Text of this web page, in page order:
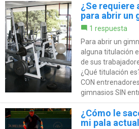
¿Se requiere
para abrir un
1 respuesta
Para abrir un
alguna titulación
de sus
¿Qué titulación
CON
gimnasios SIN
¿Cómo le
mi pala